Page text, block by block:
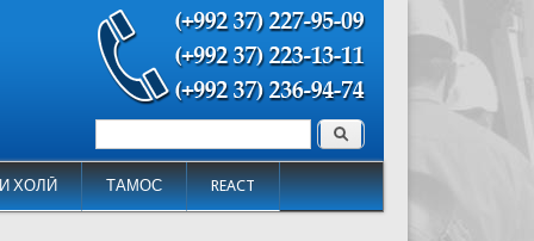
ХОЛӢ ТАМОС REACT
Форма поиска Поиск